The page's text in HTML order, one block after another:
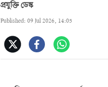
প্রযুক্তি ডেস্ক
Published: 09 Jul 2026, 14:05